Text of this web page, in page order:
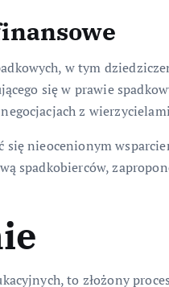
w tym
się w prawie
z
nieocenionym
spadkobierców,
to złożony